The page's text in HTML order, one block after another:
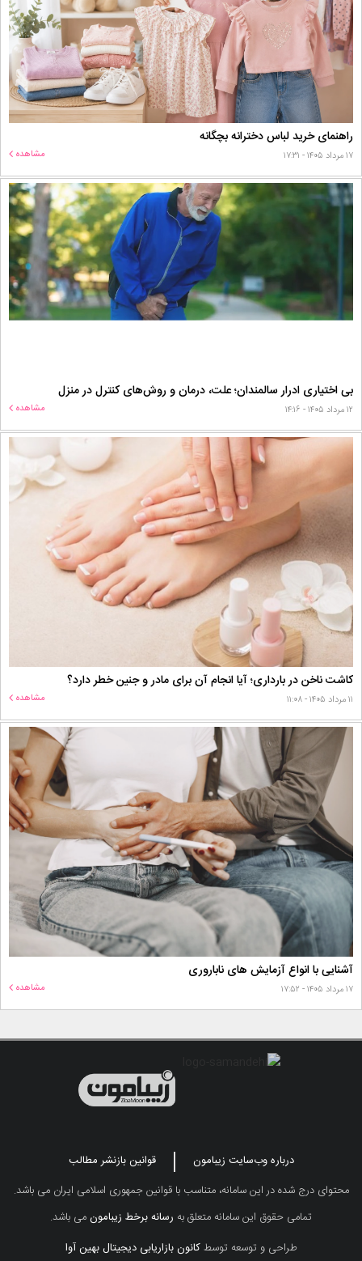
راهنمای خرید لباس دخترانه بچگانه
۱۷ مرداد ۱۴۰۵ - ۱۷:۳۱ مشاهده
بی اختیاری ادرار سالمندان؛ علت، درمان و روش‌های کنترل در منزل
۱۲ مرداد ۱۴۰۵ - ۱۴:۱۶ مشاهده
کاشت ناخن در بارداری؛ آیا انجام آن برای مادر و جنین خطر دارد؟
۱۱ مرداد ۱۴۰۵ - ۱۱:۰۸ مشاهده
آشنایی با انواع آزمایش های ناباروری
۱۷ مرداد ۱۴۰۵ - ۱۷:۵۲ مشاهده
درباره وب‌سایت زیبامون
قوانین بازنشر مطالب
محتوای درج شده در این سامانه، متناسب با قوانین جمهوری اسلامی ایران می باشد.
تمامی حقوق این سامانه متعلق به رسانه برخط زیبامونمی باشد.
طراحی و توسعه توسطکانون بازاریابی دیجیتال بهین آوا